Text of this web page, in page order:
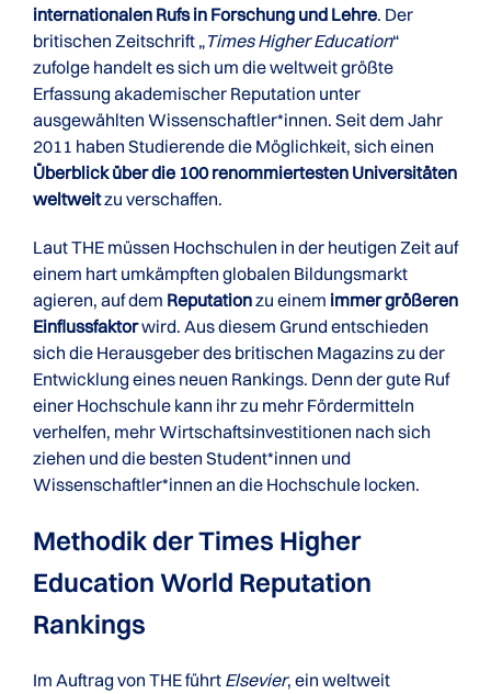
internationalen Rufs in Forschung und Lehre. Der
britischen Zeitschrift „Times Higher Education“
zufolge handelt es sich um die weltweit größte
Erfassung akademischer Reputation unter
ausgewählten Wissenschaftler*innen. Seit dem Jahr
2011 haben Studierende die Möglichkeit, sich einen
Überblick über die 100 renommiertesten Universitäten
weltweitzu verschaffen.
Laut THE müssen Hochschulen in der heutigen Zeit auf
einem hart umkämpften globalen Bildungsmarkt
agieren, auf dem Reputationzu einem immer größeren
Einflussfaktorwird. Aus diesem Grund entschieden
sich die Herausgeber des britischen Magazins zu der
Entwicklung eines neuen Rankings. Denn der gute Ruf
einer Hochschule kann ihr zu mehr Fördermitteln
verhelfen, mehr Wirtschaftsinvestitionen nach sich
ziehen und die besten Student*innen und
Wissenschaftler*innen an die Hochschule locken.
Methodik der Times Higher
Education World Reputation
Rankings
Im Auftrag von THE führt Elsevier, ein weltweit